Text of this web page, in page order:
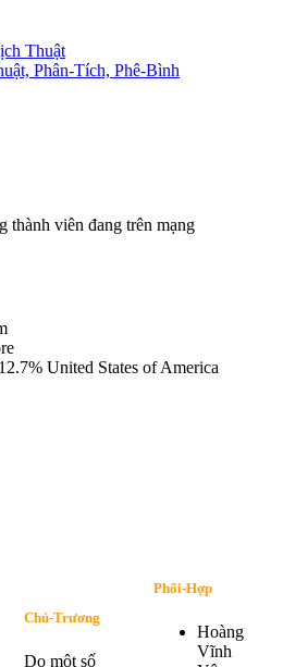
Thuật
Phân-Tích, Phê-Bình
thành viên đang trên mạng
12.7% United States of America
Chủ-Trương
Do một số
Phối-Hợp
Hoàng
Vĩnh